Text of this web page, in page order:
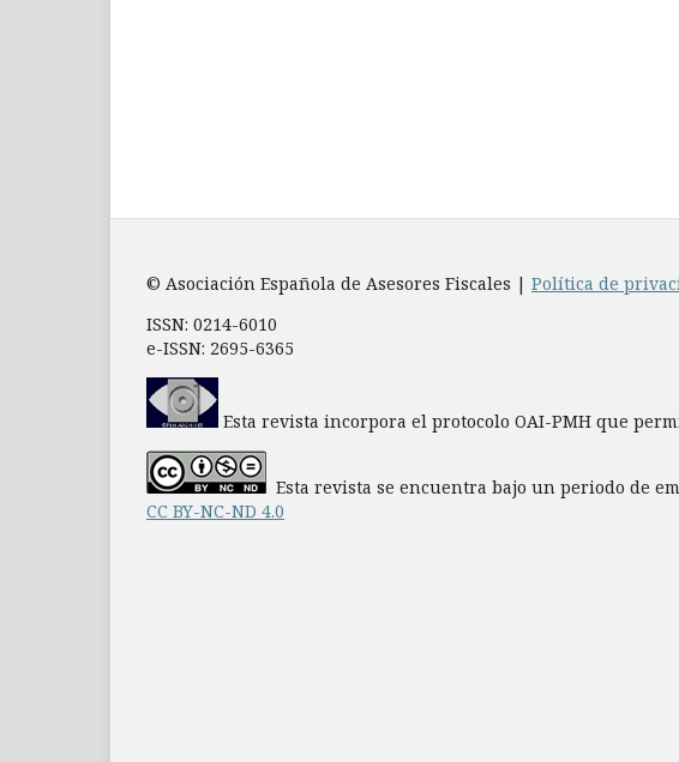
© Asociación Española de Asesores Fiscales | Política de
ISSN: 0214-6010
e-ISSN: 2695-6365
Esta revista incorpora el protocolo OAI-PMH que
Esta revista se encuentra bajo un periodo de
CC BY-NC-ND 4.0